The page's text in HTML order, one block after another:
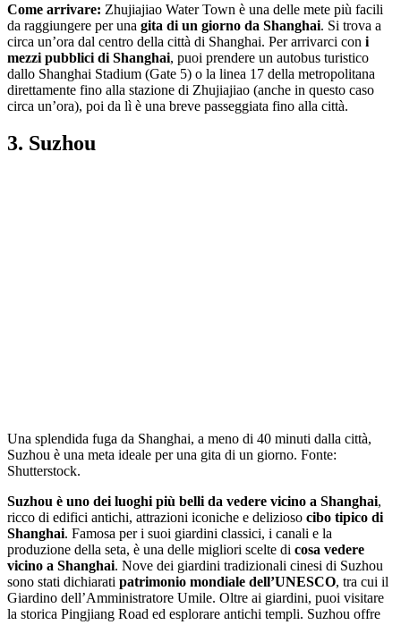
Come arrivare: Zhujiajiao Water Town è una delle mete più facili
da raggiungere per una gita di un giorno da Shanghai. Si trova a
circa un’ora dal centro della città di Shanghai. Per arrivarci con i
mezzi pubblici di Shanghai, puoi prendere un autobus turistico
dallo Shanghai Stadium (Gate 5) o la linea 17 della metropolitana
direttamente fino alla stazione di Zhujiajiao (anche in questo caso
circa un’ora), poi da lì è una breve passeggiata fino alla città.
3. Suzhou
Una splendida fuga da Shanghai, a meno di 40 minuti dalla città,
Suzhou è una meta ideale per una gita di un giorno. Fonte:
Shutterstock.
Suzhou è uno dei luoghi più belli da vedere vicino a Shanghai,
ricco di edifici antichi, attrazioni iconiche e delizioso cibo tipico di
Shanghai. Famosa per i suoi giardini classici, i canali e la
produzione della seta, è una delle migliori scelte di cosa vedere
vicino a Shanghai. Nove dei giardini tradizionali cinesi di Suzhou
sono stati dichiarati patrimonio mondiale dell’UNESCO, tra cui il
Giardino dell’Amministratore Umile. Oltre ai giardini, puoi visitare
la storica Pingjiang Road ed esplorare antichi templi. Suzhou offre